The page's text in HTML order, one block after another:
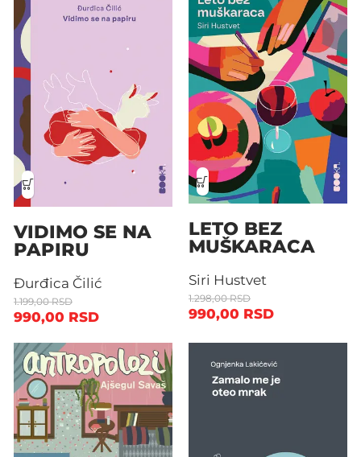
VIDIMO SE NA
PAPIRU
Đurđica Čilić
1.199,00RSD
990,00 RSD
LETO BEZ
MUŠKARACA
Siri Hustvet
1.298,00RSD
990,00 RSD